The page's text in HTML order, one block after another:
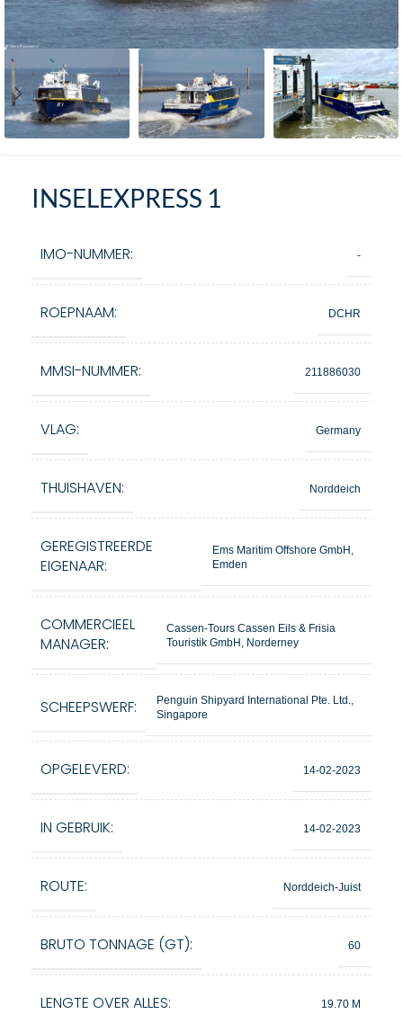
INSELEXPRESS 1
IMO-NUMMER: -
ROEPNAAM: DCHR
MMSI-NUMMER: 211886030
VLAG: Germany
THUISHAVEN: Norddeich
GEREGISTREERDE
EIGENAAR:
Ems Maritim Offshore GmbH,
Emden
COMMERCIEEL
MANAGER:
Cassen-Tours Cassen Eils & Frisia
Touristik GmbH, Norderney
SCHEEPSWERF:
Penguin Shipyard International Pte. Ltd.,
Singapore
OPGELEVERD: 14-02-2023
IN GEBRUIK: 14-02-2023
ROUTE: Norddeich-Juist
BRUTO TONNAGE (GT): 60
LENGTE OVER ALLES: 19.70 M